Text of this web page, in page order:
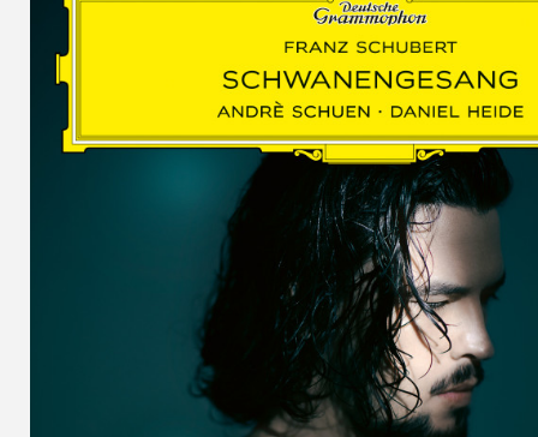
WOLF
MARTIN
SCHUMANN,
LIEDERKREIS
OP. 24
SECHS
MONOLOGE
AUS